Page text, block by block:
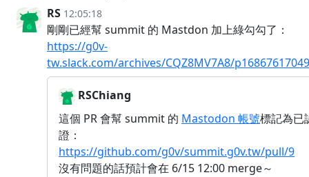
RS 12:05:18
剛剛已經幫 summit 的 Mastdon 加上綠勾勾了：
https://g0v-
tw.slack.com/archives/CQZ8MV7A8/
RSChiang
這個 PR 會幫 summit 的 Mastodon 帳號標記為已
證：
https://github.com/g0v/summit.g0v.tw/pull/9
沒有問題的話預計會在 6/15 12:00 merge～